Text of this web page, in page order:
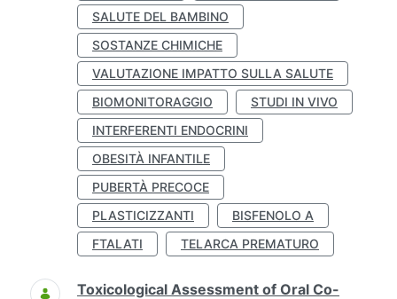
SALUTE DEL BAMBINO
SOSTANZE CHIMICHE
VALUTAZIONE IMPATTO SULLA SALUTE
BIOMONITORAGGIO
STUDI IN VIVO
INTERFERENTI ENDOCRINI
OBESITÀ INFANTILE
PUBERTÀ PRECOCE
PLASTICIZZANTI
BISFENOLO A
FTALATI
TELARCA PREMATURO
Toxicological Assessment of Oral Co-